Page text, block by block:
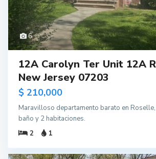
6
12A Carolyn Ter Unit 12A
New Jersey 07203
$ 210,000
Maravilloso departamento barato en Roselle,
baño y 2 habitaciones.
2
1